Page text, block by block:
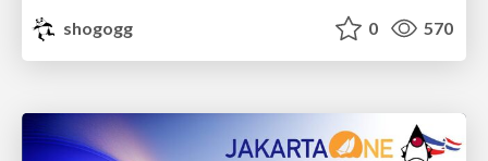
shogogg
0 570